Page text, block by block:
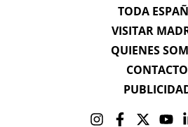
TODA
VISITAR
QUIENES
CONTACTO